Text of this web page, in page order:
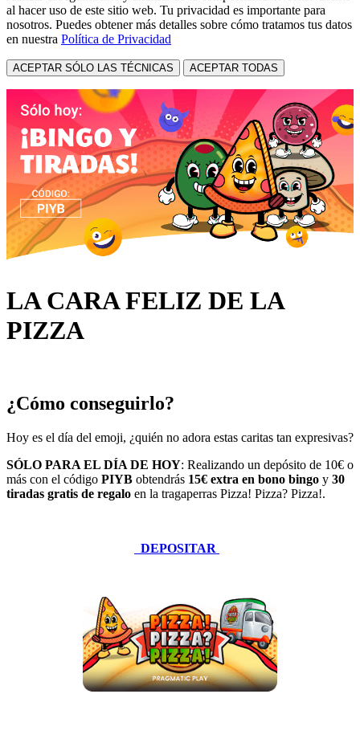
al hacer uso de este sitio web. Tu privacidad es importante para
nosotros. Puedes obtener más detalles sobre cómo tratamos tus datos
en nuestra Política de Privacidad
ACEPTAR SÓLO LAS TÉCNICAS ACEPTAR TODAS
LA CARA FELIZ DE LA
PIZZA
¿Cómo conseguirlo?
Hoy es el día del emoji, ¿quién no adora estas caritas tan expresivas?
SÓLO PARA EL DÍA DE HOY: Realizando un depósito de 10€ o
más con el código PIYB obtendrás 15€ extra en bono bingo y 30
tiradas gratis de regalo en la tragaperras Pizza! Pizza? Pizza!.
DEPOSITAR